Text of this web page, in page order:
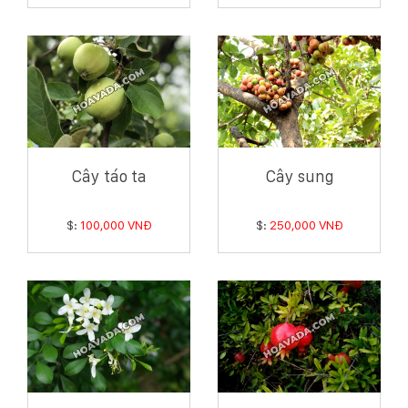
Cây táo ta
$: 100,000 VNĐ
Cây sung
$: 250,000 VNĐ